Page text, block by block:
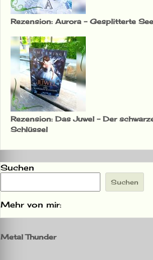
Rezension: Aurora – Gesplitterte
Rezension: Das Juwel – Der
Schlüssel
Suchen
Suchen
Mehr von mir:
Metal Thunder